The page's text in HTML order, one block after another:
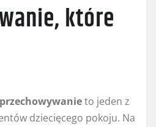
które
przechowywanieto jeden z
dziecięcego pokoju. Na